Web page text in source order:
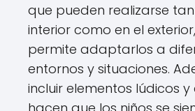
que pueden realizarse
interior como en el
permite adaptarlos a
entornos y situaciones.
incluir elementos lúdicos